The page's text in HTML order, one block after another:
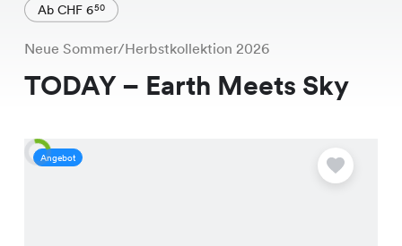
Ab CHF 650
Neue Sommer/Herbstkollektion 2026
TODAY – Earth Meets Sky
Angebot